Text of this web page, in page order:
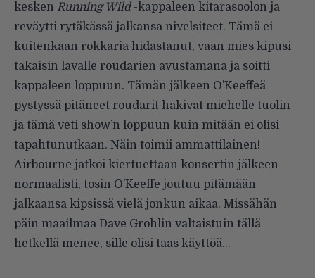
kesken Running Wild-kappaleen kitarasoolon ja
reväytti rytäkässä jalkansa nivelsiteet. Tämä ei
kuitenkaan rokkaria hidastanut, vaan mies kipusi
takaisin lavalle roudarien avustamana ja soitti
kappaleen loppuun. Tämän jälkeen O’Keeffeä
pystyssä pitäneet roudarit hakivat miehelle tuolin
ja tämä veti show’n loppuun kuin mitään ei olisi
tapahtunutkaan. Näin toimii ammattilainen!
Airbourne jatkoi kiertuettaan konsertin jälkeen
normaalisti, tosin O’Keeffe joutuu pitämään
jalkaansa kipsissä vielä jonkun aikaa. Missähän
päin maailmaa Dave Grohlin valtaistuin tällä
hetkellä menee, sille olisi taas käyttöä…